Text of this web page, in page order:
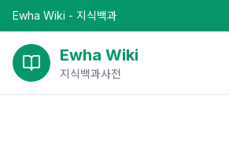
Ewha Wiki - 지식백과
Ewha Wiki
지식백과사전